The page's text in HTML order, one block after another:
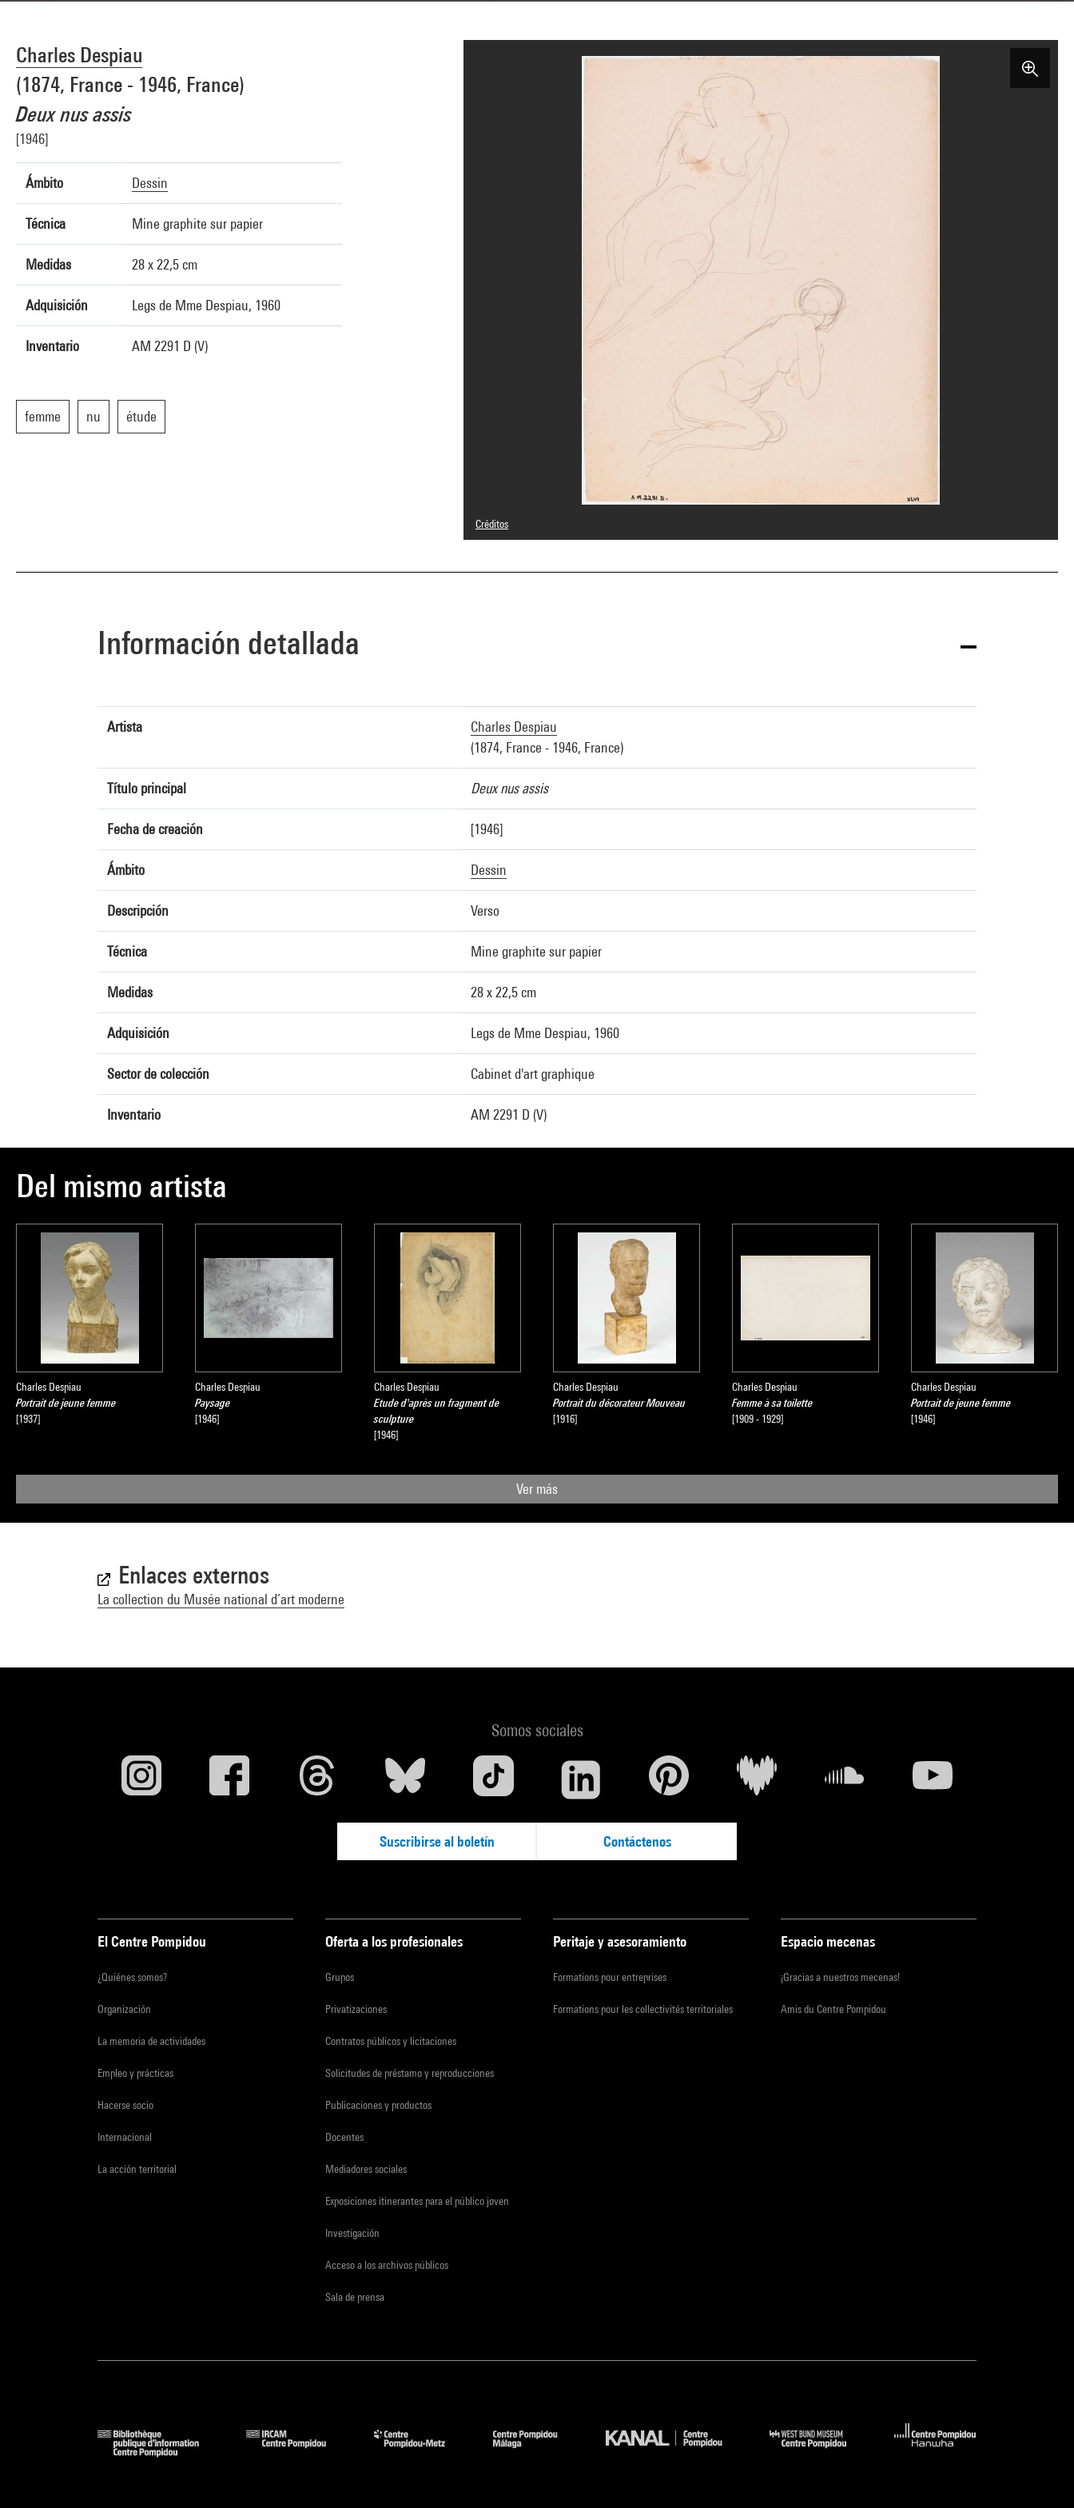
Charles Despiau
(1874, France - 1946, France)
Deux nus assis
[1946]
Ámbito Dessin
Técnica Mine graphite sur papier
Medidas 28 x 22,5 cm
Adquisición Legs de Mme Despiau, 1960
Inventario AM 2291 D (V)
femme nu étude
Créditos
Domaine public
Referencia de la imagen : 4N72825
Información detallada
Artista
Charles Despiau
(1874, France - 1946, France)
Título principal Deux nus assis
Fecha de creación [1946]
Ámbito Dessin
Descripción Verso
Técnica Mine graphite sur papier
Medidas 28 x 22,5 cm
Adquisición Legs de Mme Despiau, 1960
Sector de colección Cabinet d'art graphique
Inventario AM 2291 D (V)
Del mismo artista
Charles Despiau
Portrait de jeune femme
[1937]
Charles Despiau
Paysage
[1946]
Charles Despiau
Etude d'après un fragment de
sculpture
[1946]
Charles Despiau
Portrait du décorateur Mouveau
[1916]
Charles Despiau
Femme à sa toilette
[1909 - 1929]
Charles Despiau
Portrait de jeune femme
[1946]
Ver más
Enlaces externos
La collection du Musée national d’art moderne
Somos sociales
Suscribirse al boletín Contáctenos
El Centre Pompidou
¿Quiénes somos?
Organización
La memoria de actividades
Empleo y prácticas
Hacerse socio
Internacional
La acción territorial
Oferta a los profesionales
Grupos
Privatizaciones
Contratos públicos y licitaciones
Solicitudes de préstamo y reproducciones
Publicaciones y productos
Docentes
Mediadores sociales
Exposiciones itinerantes para el público joven
Investigación
Acceso a los archivos públicos
Sala de prensa
Peritaje y asesoramiento
Formations pour entreprises
Formations pour les collectivités territoriales
Espacio mecenas
¡Gracias a nuestros mecenas!
Amis du Centre Pompidou